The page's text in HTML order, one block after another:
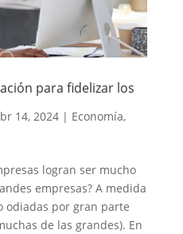
para fidelizar los
14, 2024| Economía,
logran ser mucho
empresas? A medida
odiadas por gran parte
de las grandes). En